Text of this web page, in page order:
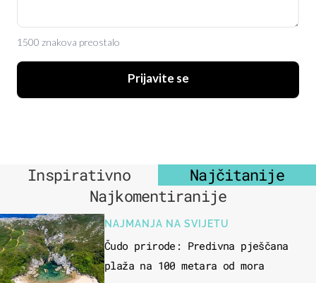
1500 znakova preostalo
Prijavite se
Inspirativno
Najčitanije
Najkomentiranije
NAJMANJA NA SVIJETU
Čudo prirode: Predivna pješčana
plaža na 100 metara od mora